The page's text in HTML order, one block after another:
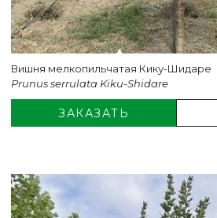
Вишня мелкопильчатая Кику-Шидаре
Prunus serrulata Kiku-Shidare
ЗАКАЗАТЬ